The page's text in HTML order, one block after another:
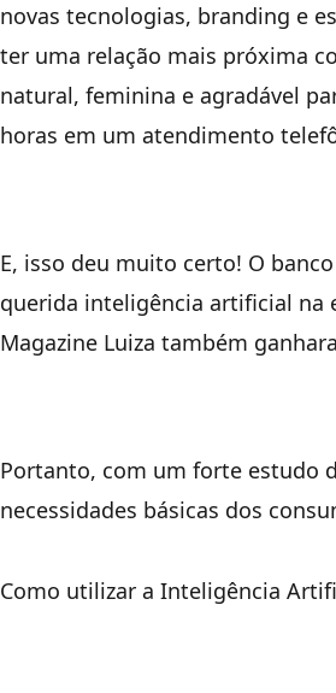
novas tecnologias, branding e
ter uma relação mais próxima
natural, feminina e agradável
horas em um atendimento
E, isso deu muito certo! O
querida inteligência artificial na
Magazine Luiza também
Portanto, com um forte estudo
necessidades básicas dos
Como utilizar a Inteligência